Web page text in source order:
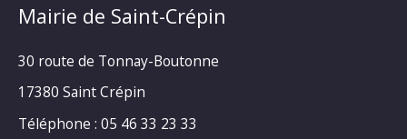
Mairie de Saint-Crépin
30 route de Tonnay-Boutonne
17380 Saint Crépin
Téléphone : 05 46 33 23 33